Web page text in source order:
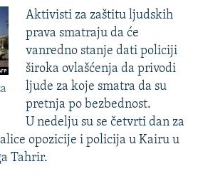
Aktivisti za zaštitu ljudskih
prava smatraju da će
vanredno stanje dati policiji
široka ovlašćenja da privodi
ljude za koje smatra da su
pretnja po bezbednost.
U nedelju su se četvrti dan za
opozicije i policija u Kairu u
Tahrir.